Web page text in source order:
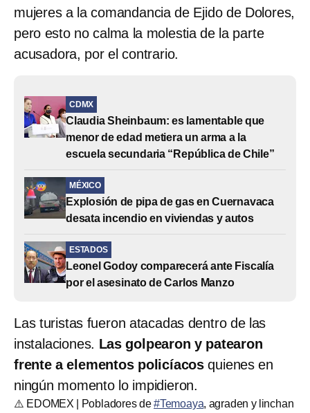
mujeres a la comandancia de Ejido de Dolores,
pero esto no calma la molestia de la parte
acusadora, por el contrario.
CDMX
Claudia Sheinbaum: es lamentable que
menor de edad metiera un arma a la
escuela secundaria “República de Chile”
MÉXICO
Explosión de pipa de gas en Cuernavaca
desata incendio en viviendas y autos
ESTADOS
Leonel Godoy comparecerá ante Fiscalía
por el asesinato de Carlos Manzo
Las turistas fueron atacadas dentro de las
instalaciones. Las golpearon y patearon
frente a elementos policíacos quienes en
ningún momento lo impidieron.
⚠️ EDOMEX | Pobladores de#Temoaya, agraden y linchan